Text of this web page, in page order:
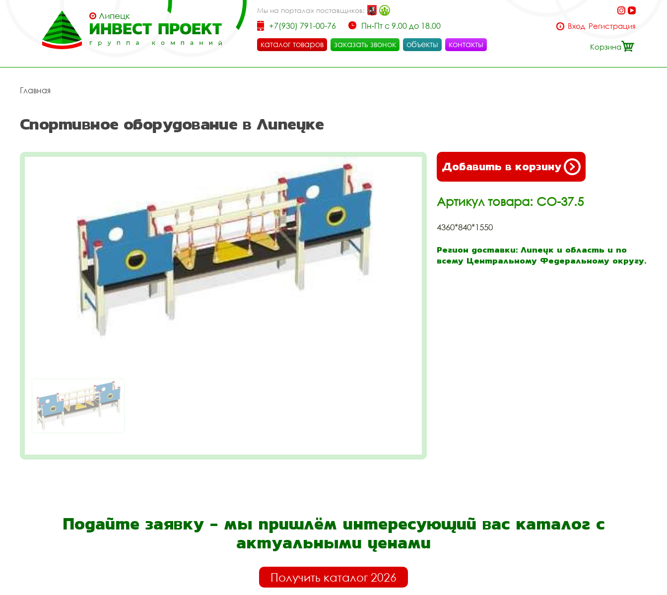
Липецк
Мы на порталах поставщиков:
+7(930) 791-00-76
Пн-Пт с 9.00 до 18.00
каталог товаров
заказать звонок объекты контакты
Вход Регистрация
Корзина
Главная
Спортивное оборудование в Липецке
Добавить в корзину
Артикул товара: СО-37.5
4360*840*1550
Регион доставки: Липецк и область и по
всему Центральному Федеральному округу.
Подайте заявку - мы пришлём интересующий вас каталог с
актуальными ценами
Получить каталог 2026